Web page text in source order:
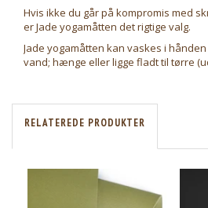
Hvis ikke du går på kompromis med
er Jade yogamåtten det rigtige valg.
Jade yogamåtten kan vaskes i
vand; hænge eller ligge fladt til tørre
RELATEREDE PRODUKTER